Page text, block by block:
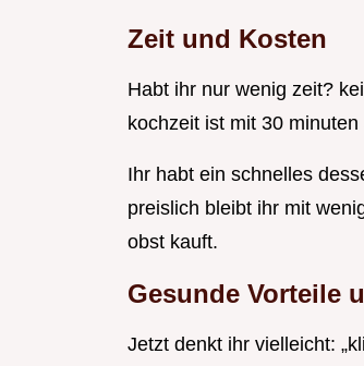
Zeit und Kosten
Habt ihr nur wenig zeit?
kochzeit ist mit 30
Ihr habt ein schnelles
preislich bleibt ihr mit
obst kauft.
Gesunde Vorteile
Jetzt denkt ihr vielleicht: